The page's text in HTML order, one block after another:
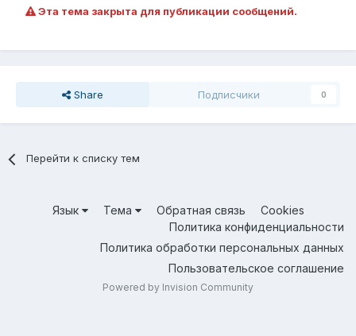
Эта тема закрыта для публикации сообщений.
Share Подписчики 0
Перейти к списку тем
Язык Тема Обратная связь
Cookies
Политика конфиденциальности
Политика обработки персональных данных
Пользовательское соглашение
Powered by Invision Community